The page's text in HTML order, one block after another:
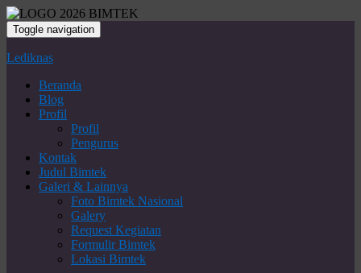
Toggle navigation
Lediknas
Beranda
Blog
Profil
Profil
Pengurus
Kontak
Judul Bimtek
Galeri & Lainnya
Foto Bimtek Nasional
Galery
Request Kegiatan
Formulir Bimtek
Lokasi Bimtek